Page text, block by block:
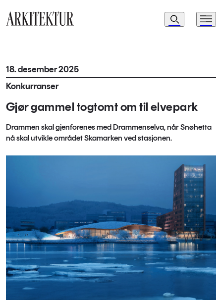
Navigasjon
Søk Meny
18. desember 2025
Konkurranser
Gjør gammel togtomt om til elvepark
Drammen skal gjenforenes med Drammenselva, når Snøhetta
nå skal utvikle området Skamarken ved stasjonen.